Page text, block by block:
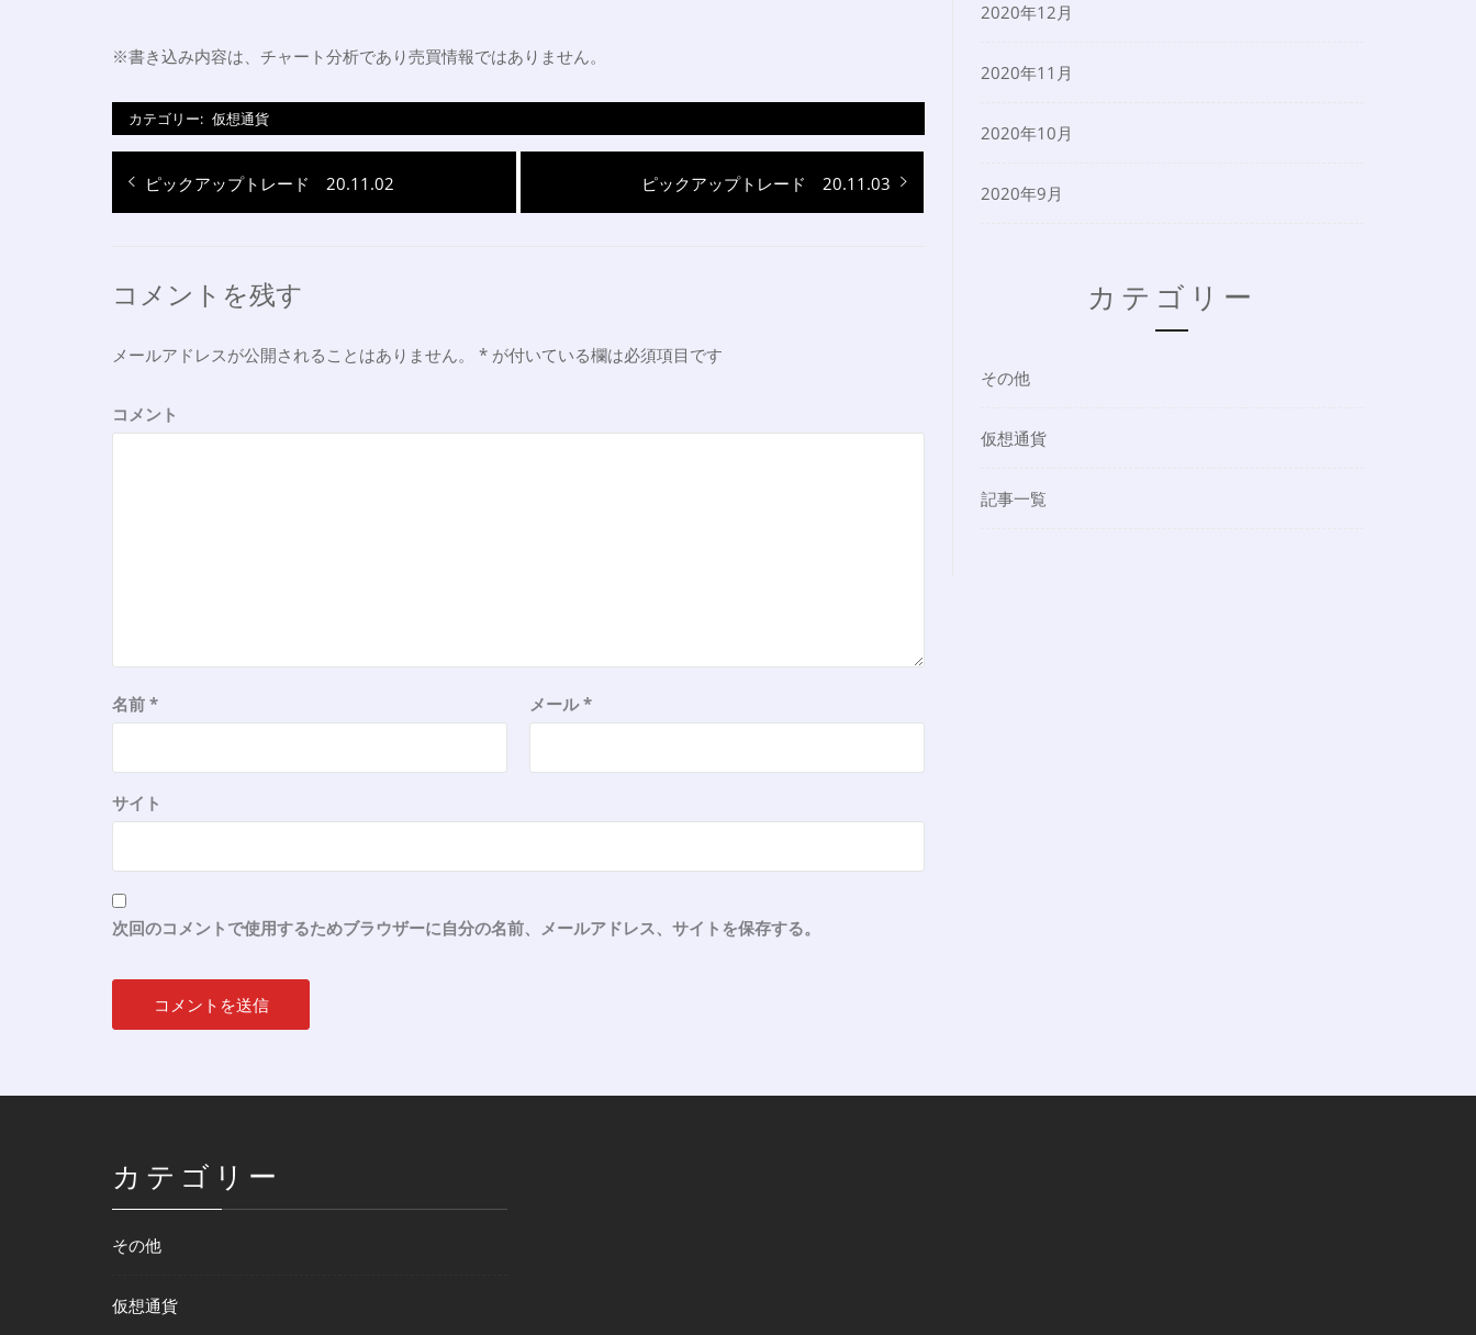
※書き込み内容は、チャート分析であり売買情報ではありません。
カテゴリー: 仮想通貨
投
稿
ゲ
ー
ョ
過
去
稿:
ピックアップトレード 20.11.02
次
の
ピックアップトレード 20.11.03
コメントを残す
メールアドレスが公開されることはありません。 * が付いている欄は必須項目です
コメント
名前 * メール*
サイト
次回のコメントで使用するためブラウザーに自分の名前、メールアドレス、サイトを保存する。
2020年12月
2020年11月
2020年10月
2020年9月
カテゴリー
その他
仮想通貨
記事一覧
カテゴリー
その他
仮想通貨